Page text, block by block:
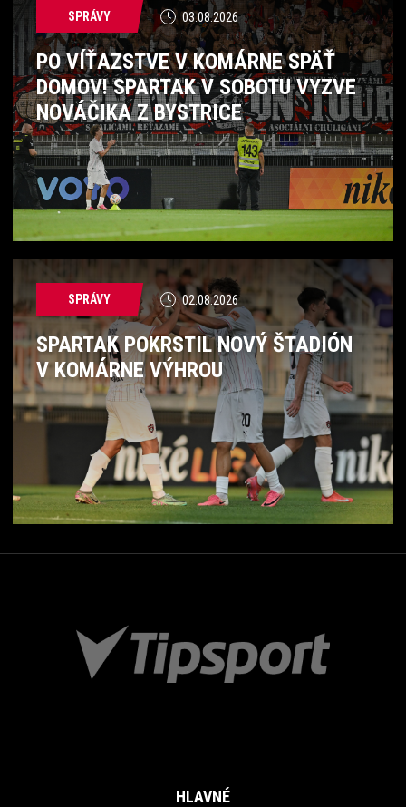
SPRÁVY 03.08.2026
PO VÍŤAZSTVE V KOMÁRNE SPÄŤ
DOMOV! SPARTAK V SOBOTU VYZVE
NOVÁČIKA Z BYSTRICE
SPRÁVY 02.08.2026
SPARTAK POKRSTIL NOVÝ ŠTADIÓN
V KOMÁRNE VÝHROU
HLAVNÉ